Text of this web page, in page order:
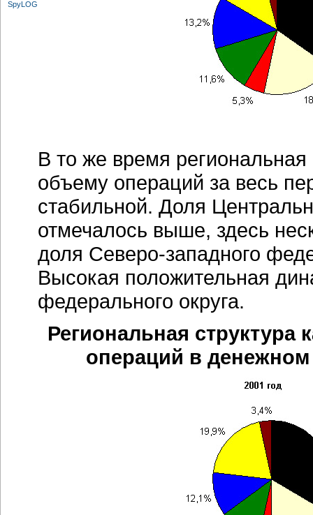
В то же время региональная
объему операций за весь
стабильной. Доля
отмечалось выше, здесь
доля Северо-западного
Высокая положительная
федерального округа.
Региональная
операций в